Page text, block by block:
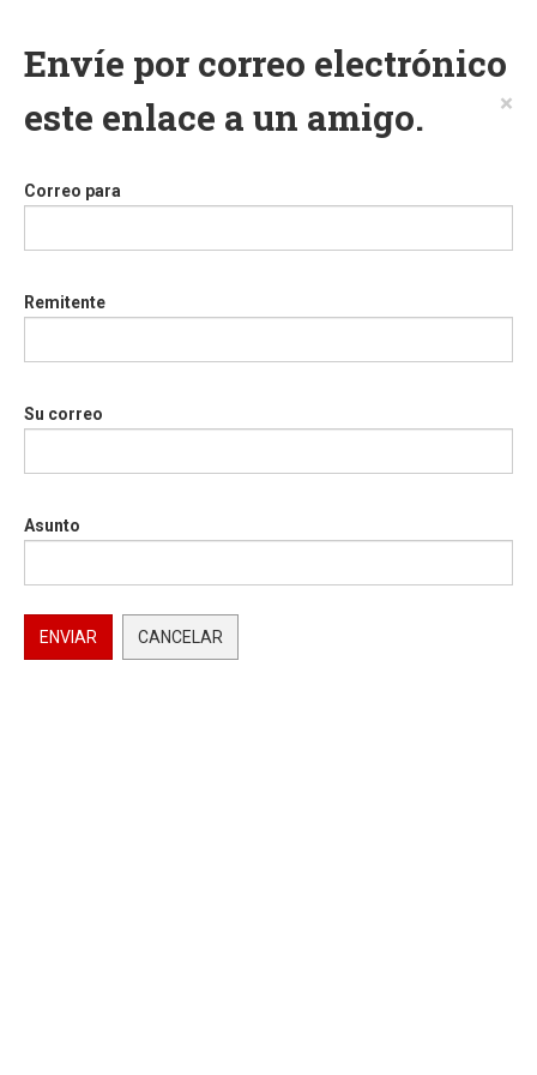
Envíe por correo electrónico
este enlace a un amigo.
×
Correo para
Remitente
Su correo
Asunto
ENVIAR CANCELAR